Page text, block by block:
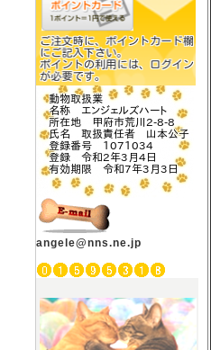
angele@nns.ne.jp